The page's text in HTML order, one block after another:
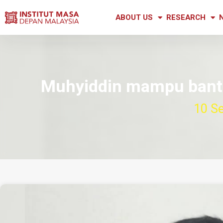
ABOUT US RESEARCH
Muhyiddin mampu
10